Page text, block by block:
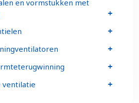
en vormstukken met
ventilatie